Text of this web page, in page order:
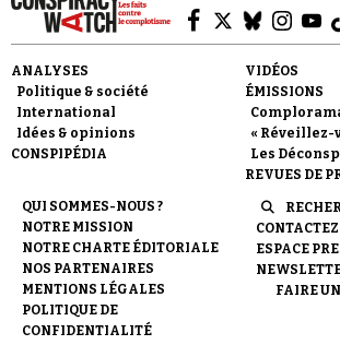
Faire un don
Demander à Vera
ANALYSES
Politique & société
International
Idées & opinions
CONSPIPÉDIA
VIDÉOS
ÉMISSIONS
« Réveillez-
Les
REVUES DE
QUI SOMMES-NOUS ?
NOTRE MISSION
NOTRE CHARTE ÉDITORIALE
NOS PARTENAIRES
MENTIONS LÉGALES
POLITIQUE DE
CONFIDENTIALITÉ
ESPACE
FAIRE